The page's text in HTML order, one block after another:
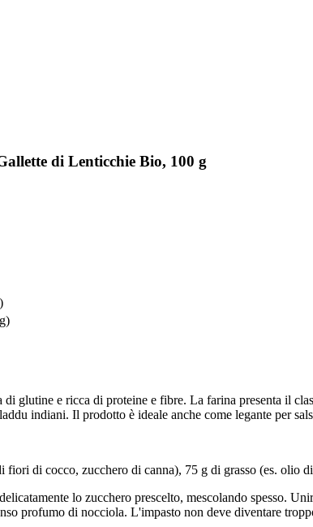
di Lenticchie Bio, 100 g
glutine e ricca di proteine e fibre. La farina presenta il
indiani. Il prodotto è ideale anche come legante per
di cocco, zucchero di canna), 75 g di grasso (es.
lo zucchero prescelto, mescolando spesso.
profumo di nocciola. L'impasto non deve diventare